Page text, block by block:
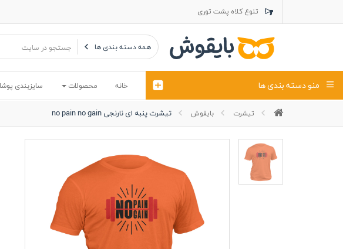
تنوع کلاه پشت توری
تنوع کلاه کتان
تنوع تراول ماک
همه دسته بندی ها
خانه محصولات سایزبندی منو دسته بندی ها
تیشرت بایقوش تیشرت پنبه ای نارنجی no pain no gain